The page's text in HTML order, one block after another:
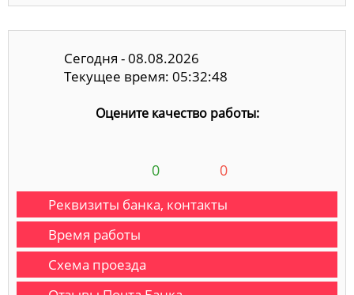
Сегодня - 08.08.2026
Текущее время: 05:32:49
Оцените качество работы:
0 0
Реквизиты банка, контакты
Время работы
Схема проезда